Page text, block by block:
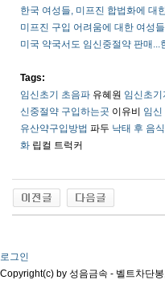
한국 여성들, 미프진 합법화에 대
미프진 구입 어려움에 대한 여성
미국 약국서도 임신중절약 판매...
Tags:
임신초기 초음파 유혜원 임신초
신중절약 구입하는곳 이유비 임신
유산약구입방법 파두 낙태 후 음식
화 립컬 트럭커
로그인
Copyright(c) by 성음금속 - 벨트차단